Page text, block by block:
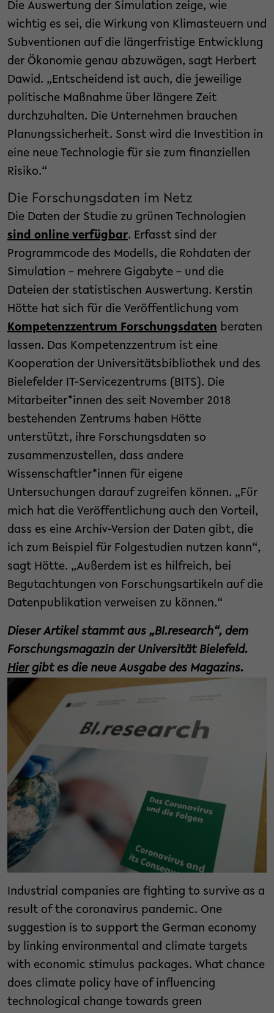
Die Auswertung der Simulation zeige, wie
wichtig es sei, die Wirkung von Klimasteuern und
Subventionen auf die längerfristige Entwicklung
der Ökonomie genau abzuwägen, sagt Herbert
Dawid. „Entscheidend ist auch, die jeweilige
politische Maßnahme über längere Zeit
durchzuhalten. Die Unternehmen brauchen
Planungssicherheit. Sonst wird die Investition in
eine neue Technologie für sie zum finanziellen
Risiko.“
Die Forschungsdaten im Netz
Die Daten der Studie zu grünen Technologien
sind online verfügbar. Erfasst sind der
Programmcode des Modells, die Rohdaten der
Simulation – mehrere Gigabyte – und die
Dateien der statistischen Auswertung. Kerstin
Hötte hat sich für die Veröffentlichung vom
Kompetenzzentrum Forschungsdaten beraten
lassen. Das Kompetenzzentrum ist eine
Kooperation der Universitätsbibliothek und des
Bielefelder IT-Servicezentrums (BITS). Die
Mitarbeiter*innen des seit November 2018
bestehenden Zentrums haben Hötte
unterstützt, ihre Forschungsdaten so
zusammenzustellen, dass andere
Wissenschaftler*innen für eigene
Untersuchungen darauf zugreifen können. „Für
mich hat die Veröffentlichung auch den Vorteil,
dass es eine Archiv-Version der Daten gibt, die
ich zum Beispiel für Folgestudien nutzen kann“,
sagt Hötte. „Außerdem ist es hilfreich, bei
Begutachtungen von Forschungsartikeln auf die
Datenpublikation verweisen zu können.“
Dieser Artikel stammt aus „BI.research“, dem
Forschungsmagazin der Universität Bielefeld.
Hiergibt es die neue Ausgabe des Magazins.
Industrial companies are fighting to survive as a
result of the coronavirus pandemic. One
suggestion is to support the German economy
by linking environmental and climate targets
with economic stimulus packages. What chance
does climate policy have of influencing
technological change towards green